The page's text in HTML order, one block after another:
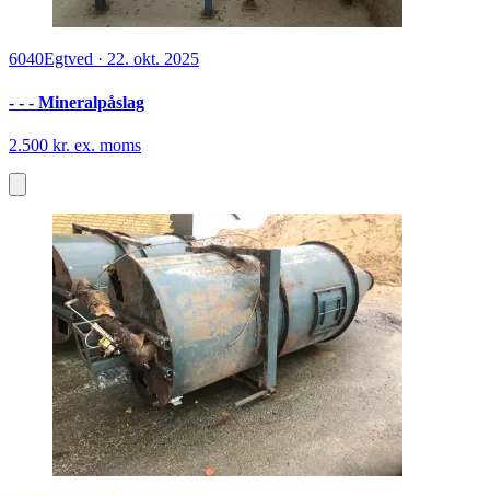
6040Egtved · 22. okt. 2025
- - - Mineralpåslag
2.500 kr. ex. moms